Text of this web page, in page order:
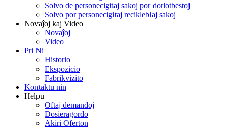
Solvo de personecigitaj sakoj por dorlotbestoj
Solvo por personecigitaj recikleblaj sakoj
Novaĵoj kaj Video
Novaĵoj
Video
Pri Ni
Historio
Ekspozicio
Fabrikvizito
Kontaktu nin
Helpu
Oftaj demandoj
Dosieragordo
Akiri Oferton